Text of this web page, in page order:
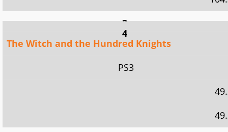
3
4
The Witch and the Hundred Knights
PS3